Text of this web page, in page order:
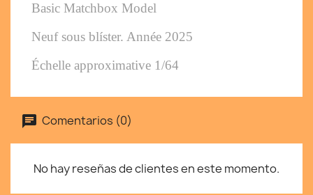
Basic Matchbox Model
Neuf sous blíster. Année 2025
Échelle approximative 1/64
Comentarios (0)
No hay reseñas de clientes en este momento.